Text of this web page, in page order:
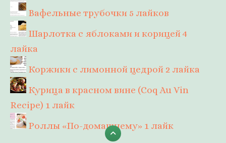
Вафельные трубочки 5 лайков
Шарлотка с яблоками и корицей4
лайка
Коржики с лимонной цедрой 2 лайка
Курица в красном вине (Coq Au Vin
Recipe) 1 лайк
Роллы «По-домашнему» 1 лайк